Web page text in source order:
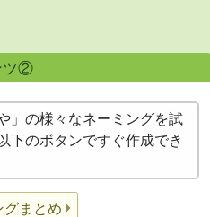
ツ②
」の様々なネーミングを試
下のボタンですぐ作成でき
グまとめ